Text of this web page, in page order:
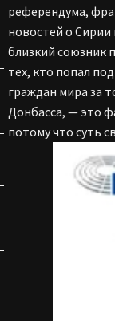
референдума,
новостей о Сирии
близкий союзник
тех, кто попал
граждан мира за
Донбасса, — это
потому что суть